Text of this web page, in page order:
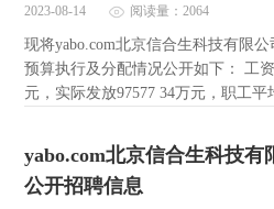
2023-08-14 阅读量：2064
现将yabo.com北京信合生科技有限
预算执行及分配情况公开如下： 工
元，实际发放97577 34万元，职工平
yabo.com北京信合生科技有
公开招聘信息